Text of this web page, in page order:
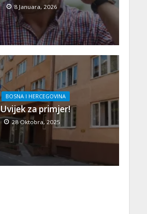
8 Januara, 2026
BOSNA I HERCEGOVINA
Uvijek za primjer!
28 Oktobra, 2025